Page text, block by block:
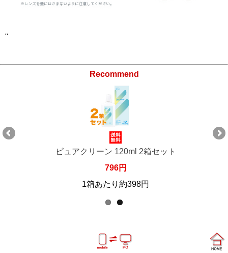
"
Recommend
ピュアクリーン 120ml 2箱セット
796円
1箱あたり約398円